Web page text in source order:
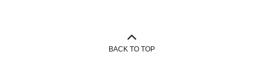
BACK TO TOP